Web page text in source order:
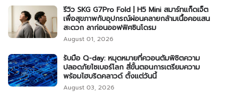
รีวิว SKG G7Pro Fold | H5 Mini สมาร์ทแก็ดเจ็ต
เพื่อสุขภาพกับอุปกรณ์ผ่อนคลายกล้ามเนื้อคอแสน
สะดวก ลาก่อนออฟฟิศซินโดรม
August 01, 2026
รับมือ Q-day: หมุดหมายที่ควอนตัมพิชิตความ
ปลอดภัยไซเบอร์โลก สี่ขั้นตอนการเตรียมความ
พร้อมไฮบริดคลาวด์ ตั้งแต่วันนี้
August 03, 2026